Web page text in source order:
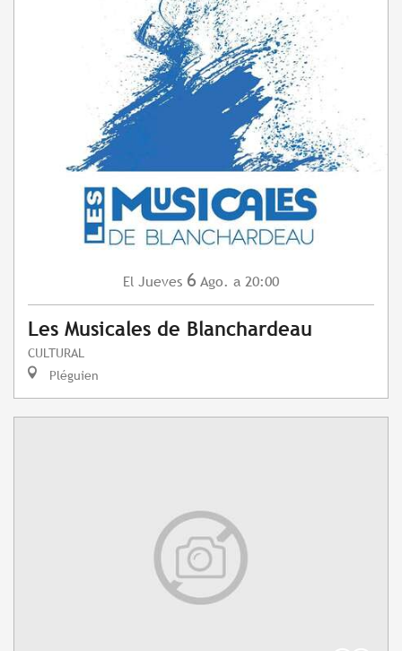
El Jueves 6 Ago. a 20:00
Les Musicales de Blanchardeau
CULTURAL
Pléguien